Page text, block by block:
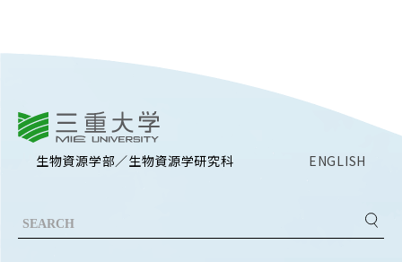
CENTERS
附属教育研究施設
生物資源学部／生物資源学研究科 ENGLISH